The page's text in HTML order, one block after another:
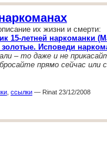
их жизни и смерти:
15-летней наркоманки
Исповеди
– то даже и не
прямо сейчас или
ссылки — Rinat 23/12/2008